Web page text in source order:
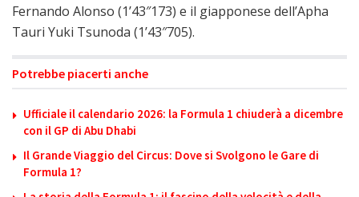
Fernando Alonso (1’43″173) e il giapponese dell’Apha
Tauri Yuki Tsunoda (1’43″705).
Potrebbe piacerti anche
Ufficiale il calendario 2026: la Formula 1 chiuderà a dicembre
con il GP di Abu Dhabi
Il Grande Viaggio del Circus: Dove si Svolgono le Gare di
Formula 1?